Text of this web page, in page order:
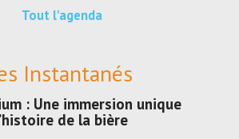
Tout l'agenda
Instantanés
: Une immersion unique
de la bière